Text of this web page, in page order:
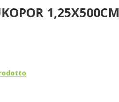
1,25X500CM